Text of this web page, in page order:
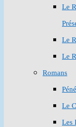
Le
Le
Le
Romans
Le
Les